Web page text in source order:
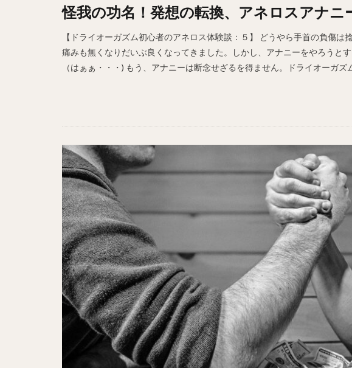
怪我の功名！発想の転換、アネロスアナニ
【ドライオーガズム初心者のアネロス体験談：５】 どうやら手首の負傷は
痛みも無くなりだいぶ良くなってきました。しかし、アナニーをやろうと
（はぁぁ・・・) もう、アナニーは断念せざるを得ません。ドライオーガ